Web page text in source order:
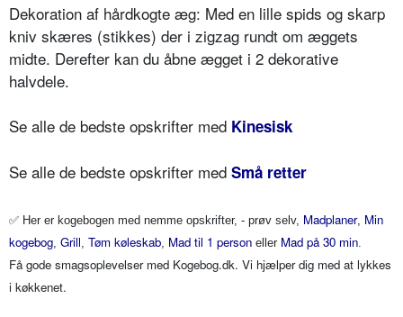
Dekoration af hårdkogte æg: Med en lille spids og skarp
kniv skæres (stikkes) der i zigzag rundt om æggets
midte. Derefter kan du åbne ægget i 2 dekorative
halvdele.
Se alle de bedste opskrifter med Kinesisk
Se alle de bedste opskrifter med Små retter
✅ Her er kogebogen med nemme opskrifter, - prøv selv, Madplaner, Min
kogebog Grill Tøm køleskab Mad til 1 person eller Mad på 30 min
Få gode smagsoplevelser med Kogebog.dk. Vi hjælper dig med at lykkes
i køkkenet.